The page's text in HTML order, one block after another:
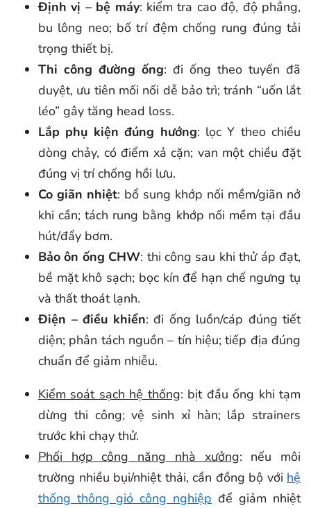
Định vị – bệ máy: kiểm tra cao độ, độ phẳng,
bu lông neo; bố trí đệm chống rung đúng tải
trọng thiết bị.
Thi công đường ống: đi ống theo tuyến đã
duyệt, ưu tiên mối nối dễ bảo trì; tránh “uốn lắt
léo” gây tăng head loss.
Lắp phụ kiện đúng hướng: lọc Y theo chiều
dòng chảy, có điểm xả cặn; van một chiều đặt
đúng vị trí chống hồi lưu.
Co giãn nhiệt: bổ sung khớp nối mềm/giãn nở
khi cần; tách rung bằng khớp nối mềm tại đầu
hút/đẩy bơm.
Bảo ôn ống CHW: thi công sau khi thử áp đạt,
bề mặt khô sạch; bọc kín để hạn chế ngưng tụ
và thất thoát lạnh.
Điện – điều khiển: đi ống luồn/cáp đúng tiết
diện; phân tách nguồn – tín hiệu; tiếp địa đúng
chuẩn để giảm nhiễu.
Kiểm soát sạch hệ thống: bịt đầu ống khi tạm
dừng thi công; vệ sinh xỉ hàn; lắp strainers
trước khi chạy thử.
Phối hợp công năng nhà xưởng: nếu môi
trường nhiều bụi/nhiệt thải, cần đồng bộ với hệ
thống thông gió công nghiệp để giảm nhiệt